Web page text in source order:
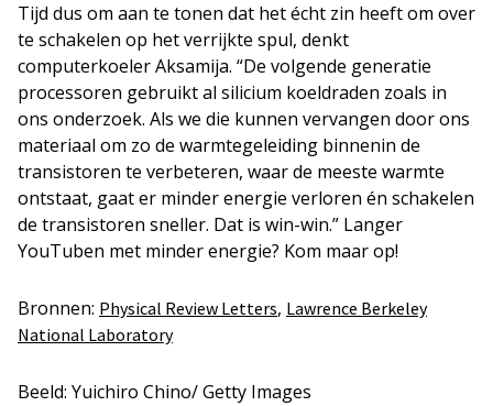
Tijd dus om aan te tonen dat het écht zin heeft om over
te schakelen op het verrijkte spul, denkt
computerkoeler Aksamija. “De volgende generatie
processoren gebruikt al silicium koeldraden zoals in
ons onderzoek. Als we die kunnen vervangen door ons
materiaal om zo de warmtegeleiding binnenin de
transistoren te verbeteren, waar de meeste warmte
ontstaat, gaat er minder energie verloren én schakelen
de transistoren sneller. Dat is win-win.” Langer
YouTuben met minder energie? Kom maar op!
Bronnen: Physical Review Letters, Lawrence Berkeley
National Laboratory
Beeld: Yuichiro Chino/ Getty Images